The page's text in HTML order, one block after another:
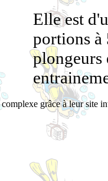
Elle est
portions à
plongeurs
grâce à leur site